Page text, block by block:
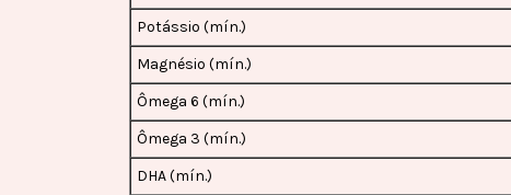
Potássio (mín.)
Magnésio (mín.)
Ômega 6 (mín.)
Ômega 3 (mín.)
DHA (mín.)